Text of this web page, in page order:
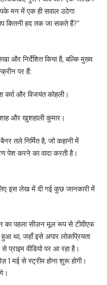
मन में एक ही सवाल उठेगा
कितनी हद तक जा सकते हैं?”
और निर्देशित किया है, बल्कि मुख्य
पर हैं:
वर्मा और विजयंत कोहली।
और खुशहाली कुमार।
तले निर्मित है, जो कहानी में
पेश करने का वादा करती है।
इस लेख में दी गई कुछ जानकारी में
का पहला सीज़न मूल रूप से टीवीएफ
था, जहाँ इसे अपार लोकप्रियता
वीडियो पर आ रहा है।
1 मई से स्ट्रीम होना शुरू होगी।